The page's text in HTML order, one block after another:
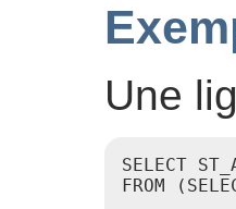
Une
SELECT